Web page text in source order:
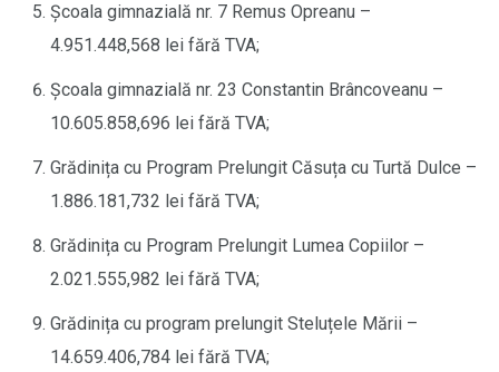
Școala gimnazială nr. 7 Remus Opreanu –
4.951.448,568 lei fără TVA;
Școala gimnazială nr. 23 Constantin Brâncoveanu –
10.605.858,696 lei fără TVA;
Grădinița cu Program Prelungit Căsuța cu Turtă Dulce –
1.886.181,732 lei fără TVA;
Grădinița cu Program Prelungit Lumea Copiilor –
2.021.555,982 lei fără TVA;
Grădinița cu program prelungit Steluțele Mării –
14.659.406,784 lei fără TVA;